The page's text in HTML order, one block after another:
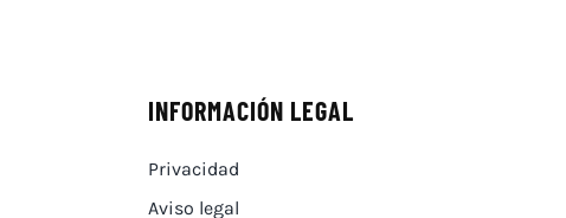
INFORMACIÓN LEGAL
Privacidad
Aviso legal